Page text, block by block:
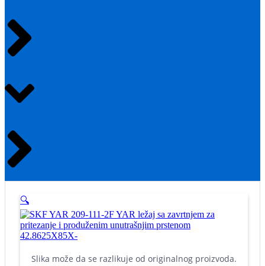
🔍
Slika može da se razlikuje od originalnog proizvoda.